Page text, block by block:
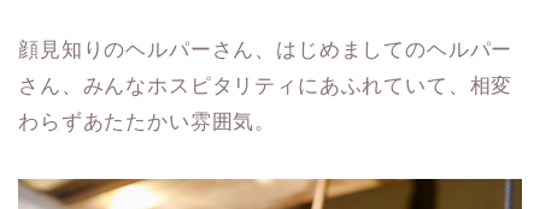
顔見知りのヘルパーさん、はじめましてのヘルパー
さん、みんなホスピタリティにあふれていて、相変
わらずあたたかい雰囲気。